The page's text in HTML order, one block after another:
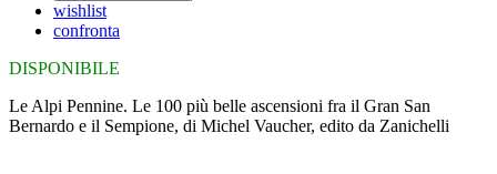
wishlist
confronta
DISPONIBILE
Le Alpi Pennine. Le 100 più belle ascensioni fra il Gran San
Bernardo e il Sempione, di Michel Vaucher, edito da Zanichelli